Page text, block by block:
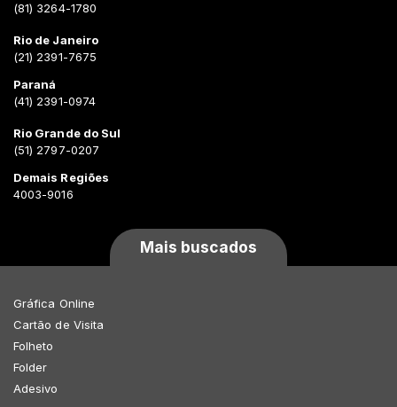
(81) 3264-1780
Rio de Janeiro
(21) 2391-7675
Paraná
(41) 2391-0974
Rio Grande do Sul
(51) 2797-0207
Demais Regiões
4003-9016
Mais buscados
Gráfica Online
Cartão de Visita
Folheto
Folder
Adesivo